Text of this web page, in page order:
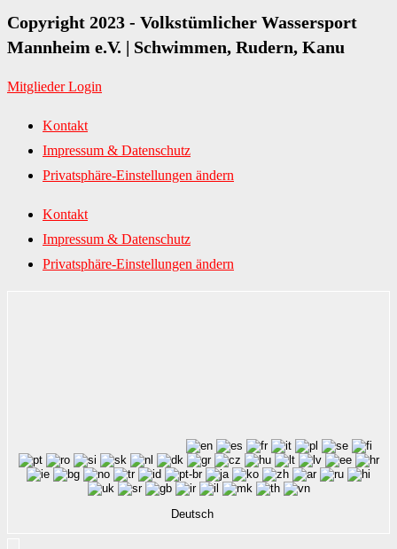
Copyright 2023 - Volkstümlicher Wassersport
Mannheim e.V. | Schwimmen, Rudern, Kanu
Mitglieder Login
Kontakt
Impressum & Datenschutz
Privatsphäre-Einstellungen ändern
Kontakt
Impressum & Datenschutz
Privatsphäre-Einstellungen ändern
Deutsch